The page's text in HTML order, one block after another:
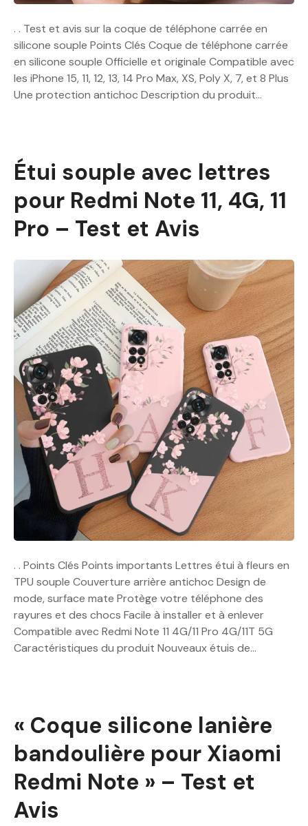
. . Test et avis sur la coque de téléphone carrée en
silicone souple Points Clés Coque de téléphone carrée
en silicone souple Officielle et originale Compatible avec
les iPhone 15, 11, 12, 13, 14 Pro Max, XS, Poly X, 7, et 8 Plus
Une protection antichoc Description du produit…
Étui souple avec lettres
pour Redmi Note 11, 4G, 11
Pro – Test et Avis
. . Points Clés Points importants Lettres étui à fleurs en
TPU souple Couverture arrière antichoc Design de
mode, surface mate Protège votre téléphone des
rayures et des chocs Facile à installer et à enlever
Compatible avec Redmi Note 11 4G/11 Pro 4G/11T 5G
Caractéristiques du produit Nouveaux étuis de…
« Coque silicone lanière
bandoulière pour Xiaomi
Redmi Note » – Test et
Avis